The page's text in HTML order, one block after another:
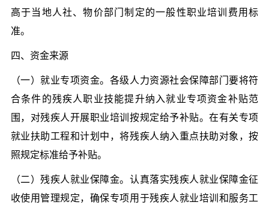
高于当地人社、物价部门制定的一般性职业培训费用标
准。
四、资金来源
（一）就业专项资金。各级人力资源社会保障部门要将符
合条件的残疾人职业技能提升纳入就业专项资金补贴范
围，对残疾人开展职业培训按规定给予补贴。在有关专项
就业扶助工程和计划中，将残疾人纳入重点扶助对象，按
照规定标准给予补贴。
（二）残疾人就业保障金。认真落实残疾人就业保障金征
收使用管理规定，确保专项用于残疾人就业培训和服务工